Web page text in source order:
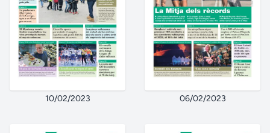
10/02/2023 06/02/2023